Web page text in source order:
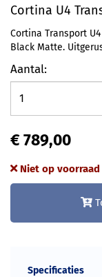
Cortina U4
Cortina Transport
Black Matte.
Aantal:
€ 789,00
Niet op voorraad
Specificaties